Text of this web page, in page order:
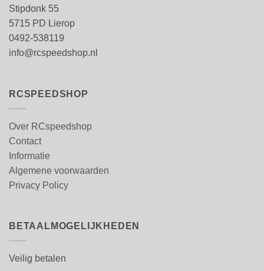
Stipdonk 55
5715 PD Lierop
0492-538119
info@rcspeedshop.nl
RCSPEEDSHOP
Over RCspeedshop
Contact
Informatie
Algemene voorwaarden
Privacy Policy
BETAALMOGELIJKHEDEN
Veilig betalen